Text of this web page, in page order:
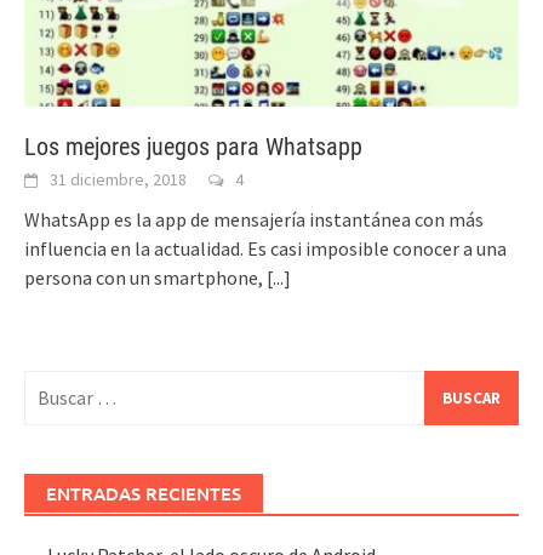
Los mejores juegos para Whatsapp
31 diciembre, 2018 4
WhatsApp es la app de mensajería instantánea con más
influencia en la actualidad. Es casi imposible conocer a una
persona con un smartphone, [...]
ENTRADAS RECIENTES